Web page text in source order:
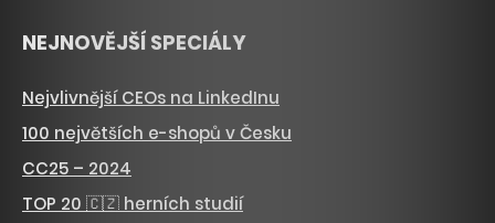
NEJNOVĚJŠÍ SPECIÁLY
Nejvlivnější CEOs na LinkedInu
100 největších e-shopů v Česku
CC25 – 2024
TOP 20 🇨🇿 herních studií